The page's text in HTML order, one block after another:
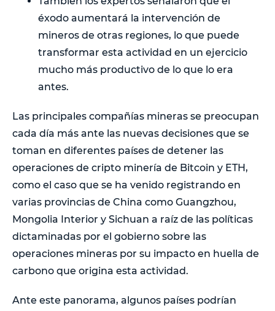
éxodo aumentará la intervención de
mineros de otras regiones, lo que puede
transformar esta actividad en un ejercicio
mucho más productivo de lo que lo era
antes.
Las principales compañías mineras se preocupan
cada día más ante las nuevas decisiones que se
toman en diferentes países de detener las
operaciones de cripto minería de Bitcoin y ETH,
como el caso que se ha venido registrando en
varias provincias de China como Guangzhou,
Mongolia Interior y Sichuan a raíz de las políticas
dictaminadas por el gobierno sobre las
operaciones mineras por su impacto en huella de
carbono que origina esta actividad.
Ante este panorama, algunos países podrían